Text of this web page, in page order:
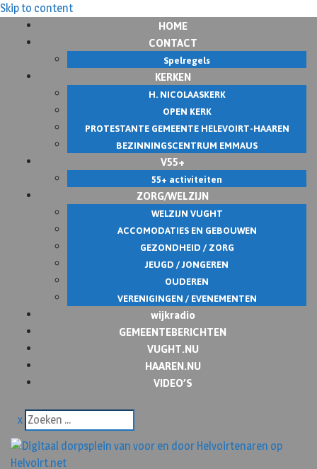
Skip to content
HOME
CONTACT
Spelregels
KERKEN
H. NICOLAASKERK
OPEN KERK
PROTESTANTE GEMEENTE HELEVOIRT-HAAREN
BEZINNINGSCENTRUM EMMAUS
V55+
55+ activiteiten
ZORG/WELZIJN
WELZIJN VUGHT
ACCOMODATIES EN GEBOUWEN
GEZONDHEID / ZORG
JEUGD / JONGEREN
OUDEREN
VERENIGINGEN / EVENEMENTEN
wijkradio
GEMEENTEBERICHTEN
VUGHT.NU
HAAREN.NU
VIDEO’S
x